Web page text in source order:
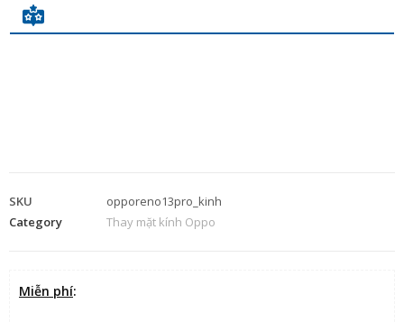
SKU
opporeno13pro_kinh
Category
Thay mặt kính Oppo
Miễn phí: